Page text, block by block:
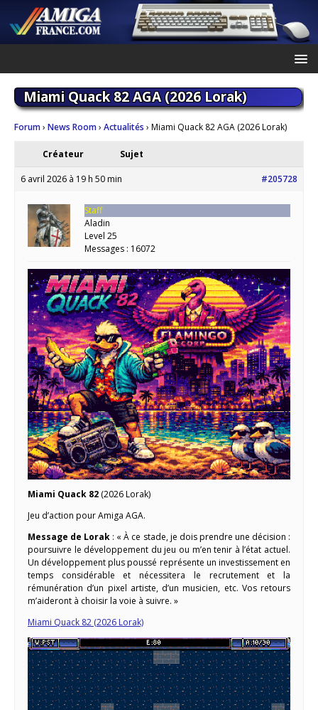
Miami Quack 82 AGA (2026 Lorak)
Forum› News Room› Actualités › Miami Quack 82 AGA (2026 Lorak)
Créateur Sujet
6 avril 2026 à 19 h 50 min #205728
Staff
Aladin
Level 25
Messages : 16072
Miami Quack 82 (2026 Lorak)
Jeu d’action pour Amiga AGA.
Message de Lorak : « À ce stade, je dois prendre une décision :
poursuivre le développement du jeu ou m’en tenir à l’état actuel.
Un développement plus poussé représente un investissement en
temps considérable et nécessitera le recrutement et la
rémunération d’un pixel artiste, d’un musicien, etc. Vos retours
m’aideront à choisir la voie à suivre. »
Miami Quack 82 (2026 Lorak)